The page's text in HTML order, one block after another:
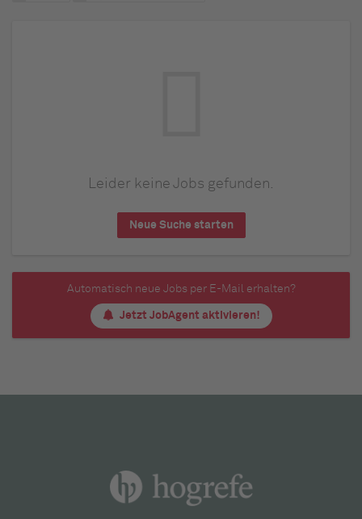
Leider keine Jobs gefunden.
Neue Suche starten
Automatisch neue Jobs per E-Mail erhalten?
Jetzt JobAgent aktivieren!